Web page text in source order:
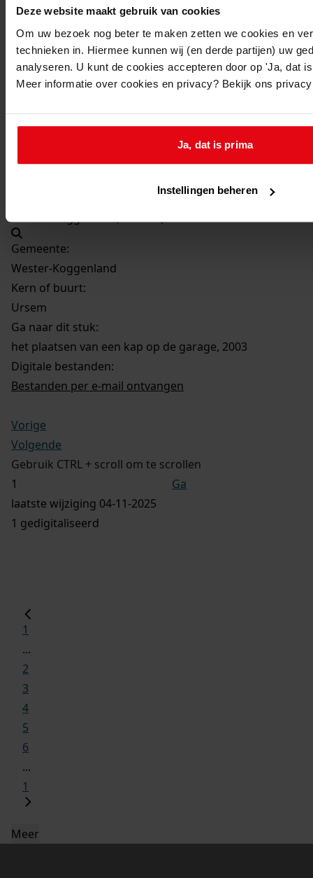
Deze website maakt gebruik van cookies
Om uw bezoek nog beter te maken zetten we cookies en
technieken in. Hiermee kunnen wij (en derde partijen) uw
analyseren. U kunt de cookies accepteren door op 'Ja, dat
Meer informatie over cookies en privacy? Bekijk ons
Ja, dat is prima
Instellingen beheren
2003
Beschrijving:
het plaatsen van een kap op de garage
Datum vergunning:
27-05-2003
Wester-Koggenland, sectie Q 318
Gemeente:
Wester-Koggenland
Kern of buurt:
Ursem
Ga naar dit stuk:
het plaatsen van een kap op de garage, 2003
Digitale bestanden:
Bestanden per e-mail ontvangen
Vorige
Volgende
Gebruik CTRL + scroll om te scrollen
Ga
laatste wijziging 04-11-2025
1 gedigitaliseerd
1
...
2
3
4
5
6
...
1
Meer